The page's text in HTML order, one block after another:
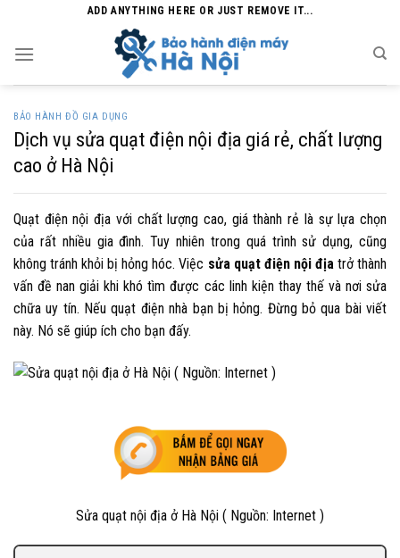
content
ADD ANYTHING HERE OR JUST REMOVE IT...
BẢO HÀNH ĐỒ GIA DỤNG
Dịch vụ sửa quạt điện nội địa giá rẻ, chất lượng
cao ở Hà Nội
Quạt điện nội địa với chất lượng cao, giá thành rẻ là sự lựa chọn
của rất nhiều gia đình. Tuy nhiên trong quá trình sử dụng, cũng
không tránh khỏi bị hỏng hóc. Việc sửa quạt điện nội địa trở thành
vấn đề nan giải khi khó tìm được các linh kiện thay thế và nơi sửa
chữa uy tín. Nếu quạt điện nhà bạn bị hỏng. Đừng bỏ qua bài viết
này. Nó sẽ giúp ích cho bạn đấy.
Sửa quạt nội địa ở Hà Nội ( Nguồn: Internet )